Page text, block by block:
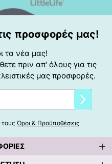
προσφορές μας!
τα νέα μας!
πριν απ' όλους για τις
μας προσφορές.
Όροι & Προϋποθέσεις